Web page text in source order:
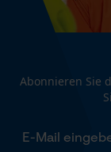
Abonnieren Sie